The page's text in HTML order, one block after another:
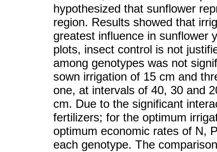
hypothesized that sunflower
region. Results showed that
greatest influence in sunflower
plots, insect control is not
among genotypes was not
sown irrigation of 15 cm and
one, at intervals of 40, 30 and
cm. Due to the significant
fertilizers; for the optimum
optimum economic rates of N,
each genotype. The